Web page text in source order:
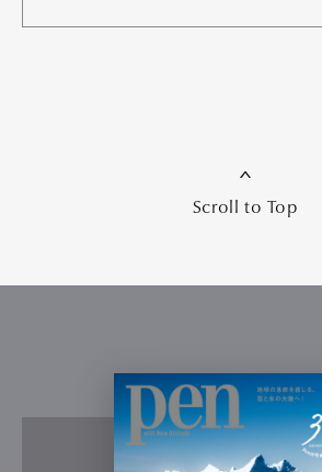
Scroll to Top